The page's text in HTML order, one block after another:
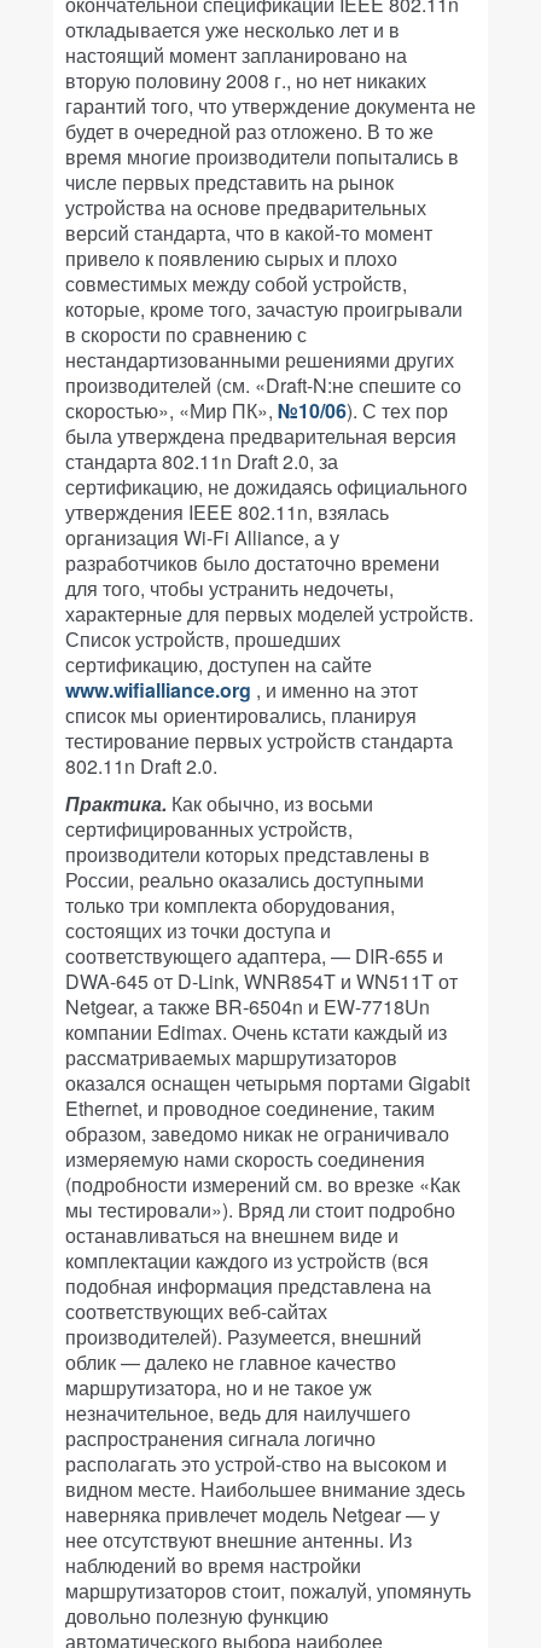
откладывается уже несколько лет и в
настоящий момент запланировано на
вторую половину 2008 г., но нет никаких
гарантий того, что утверждение документа не
будет в очередной раз отложено. В то же
время многие производители попытались в
числе первых представить на рынок
устройства на основе предварительных
версий стандарта, что в какой-то момент
привело к появлению сырых и плохо
совместимых между собой устройств,
которые, кроме того, зачастую проигрывали
в скорости по сравнению с
нестандартизованными решениями других
производителей (см. «Draft-N:не спешите со
скоростью», «Мир ПК», №10/06). С тех пор
была утверждена предварительная версия
стандарта 802.11n Draft 2.0, за
сертификацию, не дожидаясь официального
утверждения IEEE 802.11n, взялась
организация Wi-Fi Alliance, а у
разработчиков было достаточно времени
для того, чтобы устранить недочеты,
характерные для первых моделей устройств.
Список устройств, прошедших
сертификацию, доступен на сайте
www.wifialliance.org , и именно на этот
список мы ориентировались, планируя
тестирование первых устройств стандарта
802.11n Draft 2.0.
Практика. Как обычно, из восьми
сертифицированных устройств,
производители которых представлены в
России, реально оказались доступными
только три комплекта оборудования,
состоящих из точки доступа и
соответствующего адаптера, — DIR-655 и
DWA-645 от D-Link, WNR854T и WN511T от
Netgear, а также BR-6504n и EW-7718Un
компании Edimax. Очень кстати каждый из
рассматриваемых маршрутизаторов
оказался оснащен четырьмя портами Gigabit
Ethernet, и проводное соединение, таким
образом, заведомо никак не ограничивало
измеряемую нами скорость соединения
(подробности измерений см. во врезке «Как
мы тестировали»). Вряд ли стоит подробно
останавливаться на внешнем виде и
комплектации каждого из устройств (вся
подобная информация представлена на
соответствующих веб-сайтах
производителей). Разумеется, внешний
облик — далеко не главное качество
маршрутизатора, но и не такое уж
незначительное, ведь для наилучшего
распространения сигнала логично
располагать это устрой-ство на высоком и
видном месте. Наибольшее внимание здесь
наверняка привлечет модель Netgear — у
нее отсутствуют внешние антенны. Из
наблюдений во время настройки
маршрутизаторов стоит, пожалуй, упомянуть
довольно полезную функцию
автоматического выбора наиболее